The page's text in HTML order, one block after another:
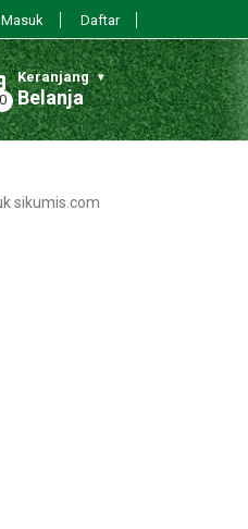
Masuk Daftar
Keranjang
Belanja